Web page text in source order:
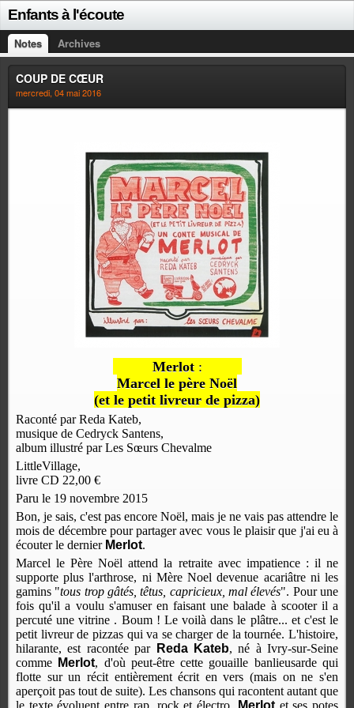
Enfants à l'écoute
Notes Archives
COUP DE CŒUR
mercredi, 04 mai 2016
Merlot :
Marcel le père Noël
(et le petit livreur de pizza)
Raconté par Reda Kateb,
musique de Cedryck Santens,
album illustré par Les Sœurs Chevalme
LittleVillage,
livre CD 22,00 €
Paru le 19 novembre 2015
Bon, je sais, c'est pas encore Noël, mais je ne vais pas attendre le
mois de décembre pour partager avec vous le plaisir que j'ai eu à
écouter le dernier Merlot.
Marcel le Père Noël attend la retraite avec impatience : il ne
supporte plus l'arthrose, ni Mère Noel devenue acariâtre ni les
gamins "tous trop gâtés, têtus, capricieux, mal élevés". Pour une
fois qu'il a voulu s'amuser en faisant une balade à scooter il a
percuté une vitrine . Boum ! Le voilà dans le plâtre... et c'est le
petit livreur de pizzas qui va se charger de la tournée. L'histoire,
hilarante, est racontée par Reda Kateb, né à Ivry-sur-Seine
comme Merlot, d'où peut-être cette gouaille banlieusarde qui
flotte sur un récit entièrement écrit en vers (mais on ne s'en
aperçoit pas tout de suite). Les chansons qui racontent autant que